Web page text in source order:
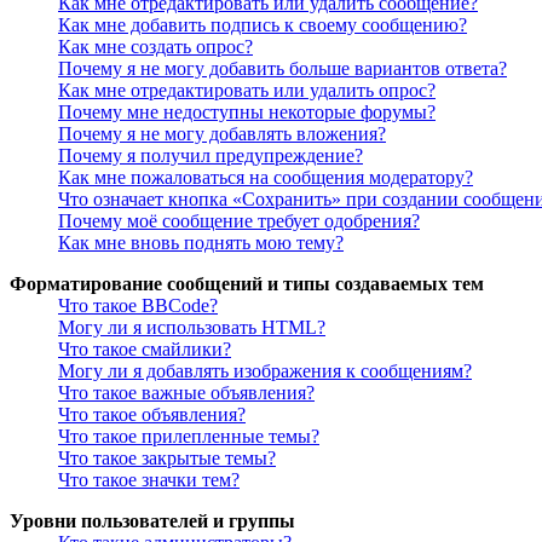
Как мне добавить подпись к своему сообщению?
Как мне создать опрос?
Почему я не могу добавить больше вариантов ответа?
Как мне отредактировать или удалить опрос?
Почему мне недоступны некоторые форумы?
Почему я не могу добавлять вложения?
Почему я получил предупреждение?
Как мне пожаловаться на сообщения модератору?
Что означает кнопка «Сохранить» при создании
Почему моё сообщение требует одобрения?
Как мне вновь поднять мою тему?
Форматирование сообщений и типы создаваемых тем
Что такое BBCode?
Могу ли я использовать HTML?
Что такое смайлики?
Могу ли я добавлять изображения к сообщениям?
Что такое важные объявления?
Что такое объявления?
Что такое прилепленные темы?
Что такое закрытые темы?
Что такое значки тем?
Уровни пользователей и группы